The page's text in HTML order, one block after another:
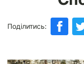
Поділитись: